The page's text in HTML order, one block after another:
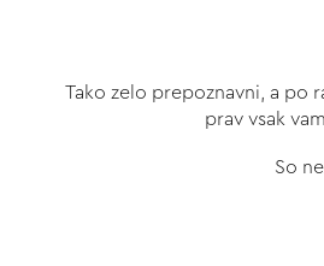
Tako zelo prepoznavni, a
prav vsak
So